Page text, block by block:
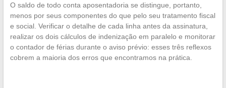
O saldo de todo conta aposentadoria se distingue, portanto,
menos por seus componentes do que pelo seu tratamento fiscal
e social. Verificar o detalhe de cada linha antes da assinatura,
realizar os dois cálculos de indenização em paralelo e monitorar
o contador de férias durante o aviso prévio: esses três reflexos
cobrem a maioria dos erros que encontramos na prática.